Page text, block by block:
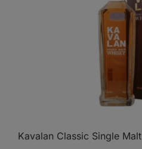
Kavalan Classic Single Malt